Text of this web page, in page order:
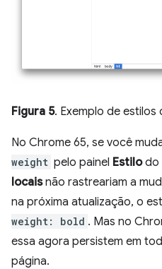
Figura 5. Exemplo de estilos
No Chrome 65, se você
weight pelo painel Estilodo
locaisnão rastreariam a
na próxima atualização, o
weight: bold . Mas no
essa agora persistem em
página.